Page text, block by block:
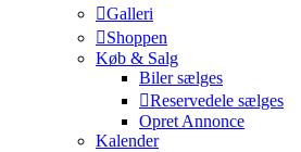
Galleri
Shoppen
Køb & Salg
Biler sælges
Reservedele sælges
Opret Annonce
Kalender